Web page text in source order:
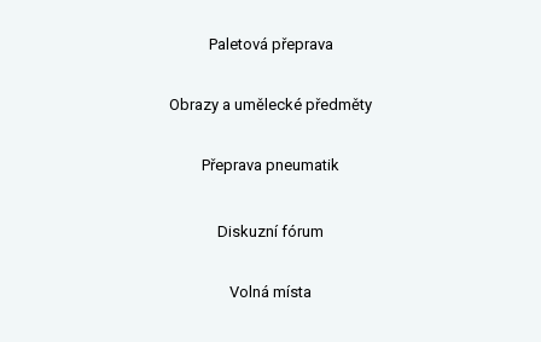
Paletová přeprava
Obrazy a umělecké předměty
Přeprava pneumatik
Diskuzní fórum
Volná místa